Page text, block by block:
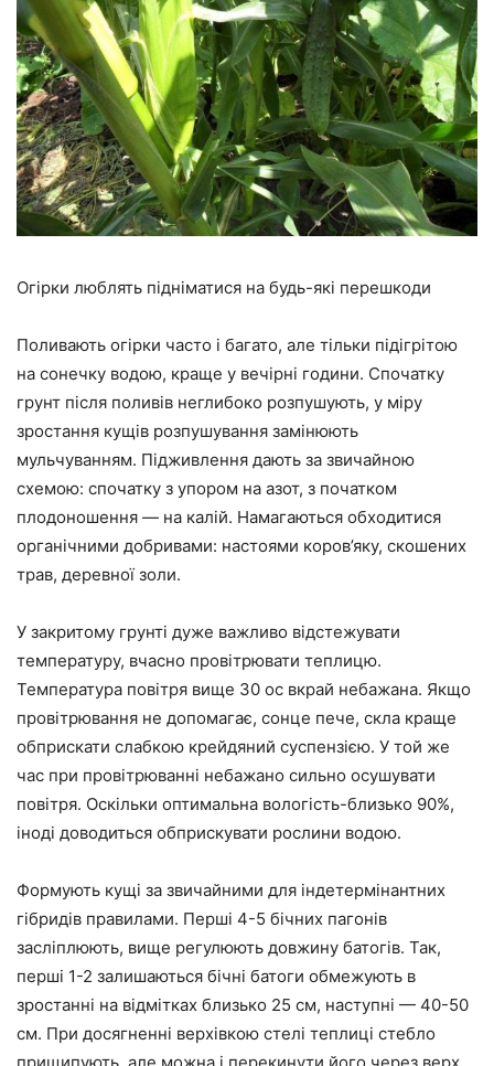
Огірки люблять підніматися на будь-які перешкоди
Поливають огірки часто і багато, але тільки підігрітою
на сонечку водою, краще у вечірні години. Спочатку
грунт після поливів неглибоко розпушують, у міру
зростання кущів розпушування замінюють
мульчуванням. Підживлення дають за звичайною
схемою: спочатку з упором на азот, з початком
плодоношення — на калій. Намагаються обходитися
органічними добривами: настоями коров’яку, скошених
трав, деревної золи.
У закритому грунті дуже важливо відстежувати
температуру, вчасно провітрювати теплицю.
Температура повітря вище 30 ос вкрай небажана. Якщо
провітрювання не допомагає, сонце пече, скла краще
обприскати слабкою крейдяний суспензією. У той же
час при провітрюванні небажано сильно осушувати
повітря. Оскільки оптимальна вологість-близько 90%,
іноді доводиться обприскувати рослини водою.
Формують кущі за звичайними для індетермінантних
гібридів правилами. Перші 4-5 бічних пагонів
засліплюють, вище регулюють довжину батогів. Так,
перші 1-2 залишаються бічні батоги обмежують в
зростанні на відмітках близько 25 см, наступні — 40-50
см. При досягненні верхівкою стелі теплиці стебло